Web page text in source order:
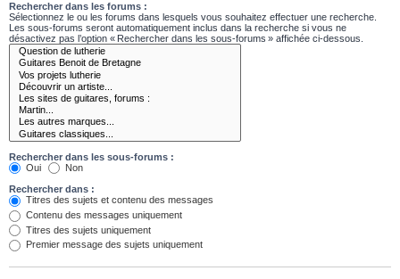
Rechercher dans les forums :
Sélectionnez le ou les forums dans lesquels vous souhaitez effectuer une recherche.
Les sous-forums seront automatiquement inclus dans la recherche si vous ne
désactivez pas l’option « Rechercher dans les sous-forums » affichée ci-dessous.
Rechercher dans les sous-forums :
Oui
Non
Rechercher dans :
Titres des sujets et contenu des messages
Contenu des messages uniquement
Titres des sujets uniquement
Premier message des sujets uniquement